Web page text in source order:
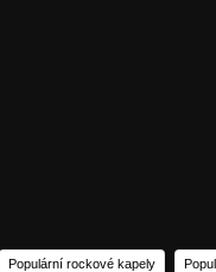
Populární rockové kapely